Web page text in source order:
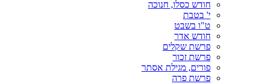
חודש כסלו, חנוכה
י' בטבת
ט"ו בשבט
חודש אדר
פרשת שקלים
פרשת זכור
פורים, מגילת אסתר
פרשת פרה